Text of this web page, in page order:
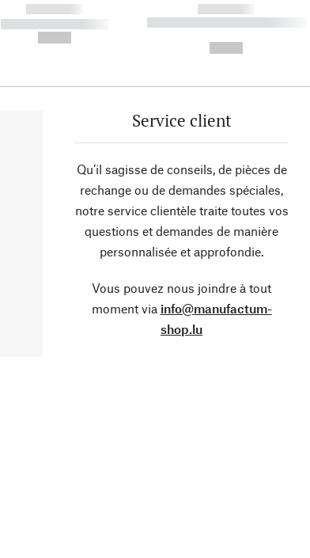
------------
----------- -----------
------------
----------- ----------- ----------
Service client
Qu’il sagisse de conseils, de pièces de
rechange ou de demandes spéciales,
notre service clientèle traite toutes vos
questions et demandes de manière
personnalisée et approfondie.
Vous pouvez nous joindre à tout
moment via info@manufactum-
shop.lu